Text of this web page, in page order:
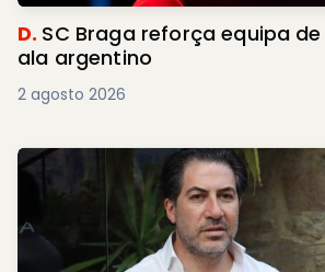
D. SC Braga reforça equipa
ala argentino
2 agosto 2026